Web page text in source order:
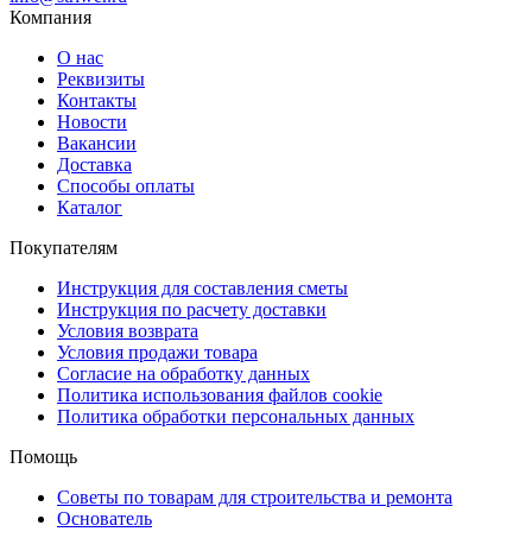
Компания
О нас
Реквизиты
Контакты
Новости
Вакансии
Доставка
Способы оплаты
Каталог
Покупателям
Инструкция для составления сметы
Инструкция по расчету доставки
Условия возврата
Условия продажи товара
Согласие на обработку данных
Политика использования файлов cookie
Политика обработки персональных данных
Помощь
Советы по товарам для строительства и ремонта
Основатель